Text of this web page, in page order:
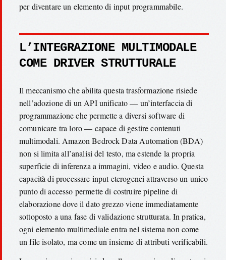
per diventare un elemento di input programmabile.
L’INTEGRAZIONE MULTIMODALE
COME DRIVER STRUTTURALE
Il meccanismo che abilita questa trasformazione risiede
nell’adozione di un API unificato — un’interfaccia di
programmazione che permette a diversi software di
comunicare tra loro — capace di gestire contenuti
multimodali. Amazon Bedrock Data Automation (BDA)
non si limita all’analisi del testo, ma estende la propria
superficie di inferenza a immagini, video e audio. Questa
capacità di processare input eterogenei attraverso un unico
punto di accesso permette di costruire pipeline di
elaborazione dove il dato grezzo viene immediatamente
sottoposto a una fase di validazione strutturata. In pratica,
ogni elemento multimediale entra nel sistema non come
un file isolato, ma come un insieme di attributi verificabili.